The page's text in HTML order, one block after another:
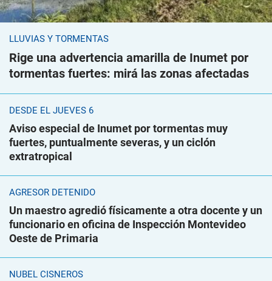
LLUVIAS Y TORMENTAS
Rige una advertencia amarilla de Inumet por
tormentas fuertes: mirá las zonas afectadas
DESDE EL JUEVES 6
Aviso especial de Inumet por tormentas muy
fuertes, puntualmente severas, y un ciclón
extratropical
AGRESOR DETENIDO
Un maestro agredió físicamente a otra docente y un
funcionario en oficina de Inspección Montevideo
Oeste de Primaria
NUBEL CISNEROS